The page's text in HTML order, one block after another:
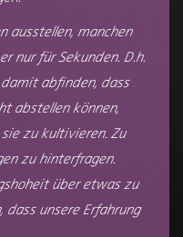
ausstellen, manchen
nur für Sekunden. D.h.
abfinden, dass
abstellen können,
zu kultivieren. Zu
zu hinterfragen.
über etwas zu
unsere Erfahrung